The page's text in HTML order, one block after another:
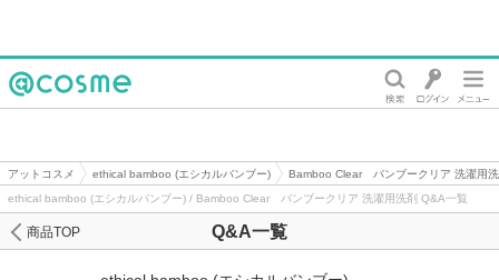
アットコスメ ethical bamboo (エシカルバンブー)
Bamboo Clear バンブークリア 洗濯用
ethical bamboo (エシカルバンブー) / Bamboo Clear バンブークリア 洗濯用洗剤 Q&A一覧
Q&A一覧
商品TOP